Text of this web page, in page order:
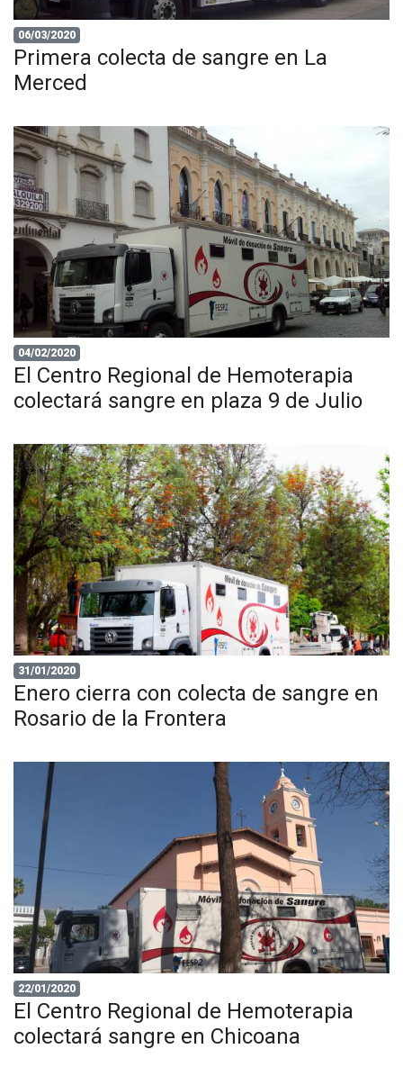
06/03/2020
Primera colecta de sangre en La
Merced
04/02/2020
El Centro Regional de Hemoterapia
colectará sangre en plaza 9 de Julio
31/01/2020
Enero cierra con colecta de sangre en
Rosario de la Frontera
22/01/2020
El Centro Regional de Hemoterapia
colectará sangre en Chicoana